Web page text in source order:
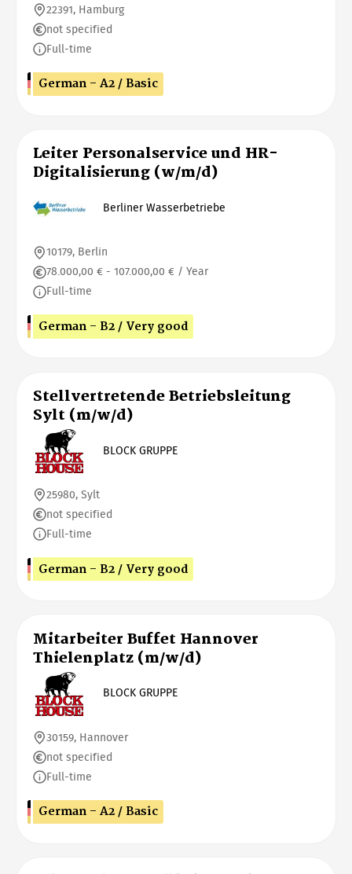
22391, Hamburg
not specified
Full-time
German - A2 / Basic
Leiter Personalservice und HR-
Digitalisierung (w/m/d)
Berliner Wasserbetriebe
10179, Berlin
78.000,00 € - 107.000,00 € / Year
Full-time
German - B2 / Very good
Stellvertretende Betriebsleitung
Sylt (m/w/d)
BLOCK GRUPPE
25980, Sylt
not specified
Full-time
German - B2 / Very good
Mitarbeiter Buffet Hannover
Thielenplatz (m/w/d)
BLOCK GRUPPE
30159, Hannover
not specified
Full-time
German - A2 / Basic